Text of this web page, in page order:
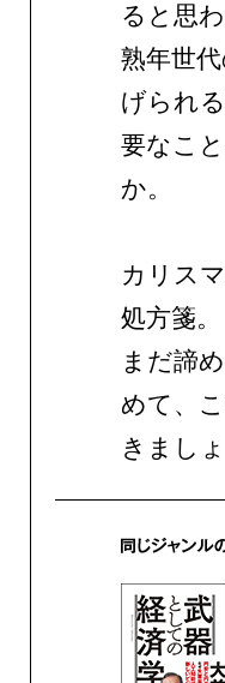
ると思
熟年世
げられ
要なこ
か。
カリス
処方箋。
まだ諦
めて、
きましょ